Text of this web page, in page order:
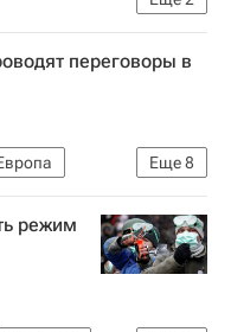
переговоры в
Еще8
Министерство иностранных дел Российской Федерации (МИД РФ)
режим